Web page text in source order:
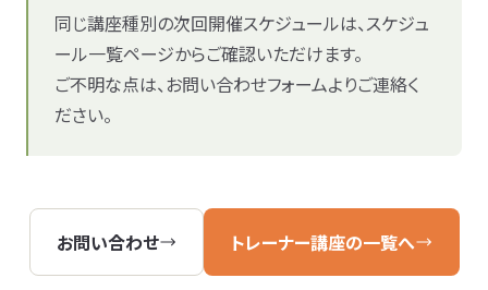
同じ講座種別の次回開催スケジュールは、スケジュ
ール一覧ページからご確認いただけます。
ご不明な点は、お問い合わせフォームよりご連絡く
ださい。
お問い合わせ トレーナー講座の一覧へ